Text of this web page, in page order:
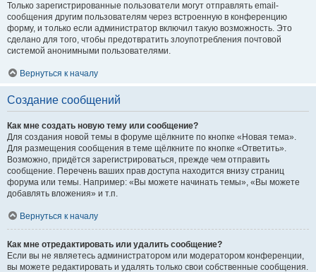
Только зарегистрированные пользователи могут отправлять email-
сообщения другим пользователям через встроенную в конференцию
форму, и только если администратор включил такую возможность. Это
сделано для того, чтобы предотвратить злоупотребления почтовой
системой анонимными пользователями.
Вернуться к началу
Создание сообщений
Как мне создать новую тему или сообщение?
Для создания новой темы в форуме щёлкните по кнопке «Новая тема».
Для размещения сообщения в теме щёлкните по кнопке «Ответить».
Возможно, придётся зарегистрироваться, прежде чем отправить
сообщение. Перечень ваших прав доступа находится внизу страниц
форума или темы. Например: «Вы можете начинать темы», «Вы можете
добавлять вложения» и т.п.
Вернуться к началу
Как мне отредактировать или удалить сообщение?
Если вы не являетесь администратором или модератором конференции,
вы можете редактировать и удалять только свои собственные сообщения.